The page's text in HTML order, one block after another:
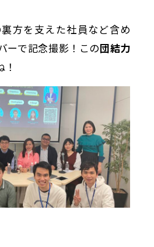
方を支えた社員など含め
ーで記念撮影！この団結力